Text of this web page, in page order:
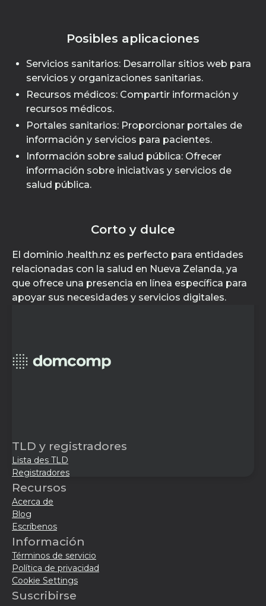
Posibles aplicaciones
Servicios sanitarios: Desarrollar sitios web para
servicios y organizaciones sanitarias.
Recursos médicos: Compartir información y
recursos médicos.
Portales sanitarios: Proporcionar portales de
información y servicios para pacientes.
Información sobre salud pública: Ofrecer
información sobre iniciativas y servicios de
salud pública.
Corto y dulce
El dominio .health.nz es perfecto para entidades
relacionadas con la salud en Nueva Zelanda, ya
que ofrece una presencia en línea específica para
apoyar sus necesidades y servicios digitales.
TLD y registradores
Lista des TLD
Registradores
Recursos
Acerca de
Blog
Escríbenos
Información
Términos de servicio
Política de privacidad
Cookie Settings
Suscribirse